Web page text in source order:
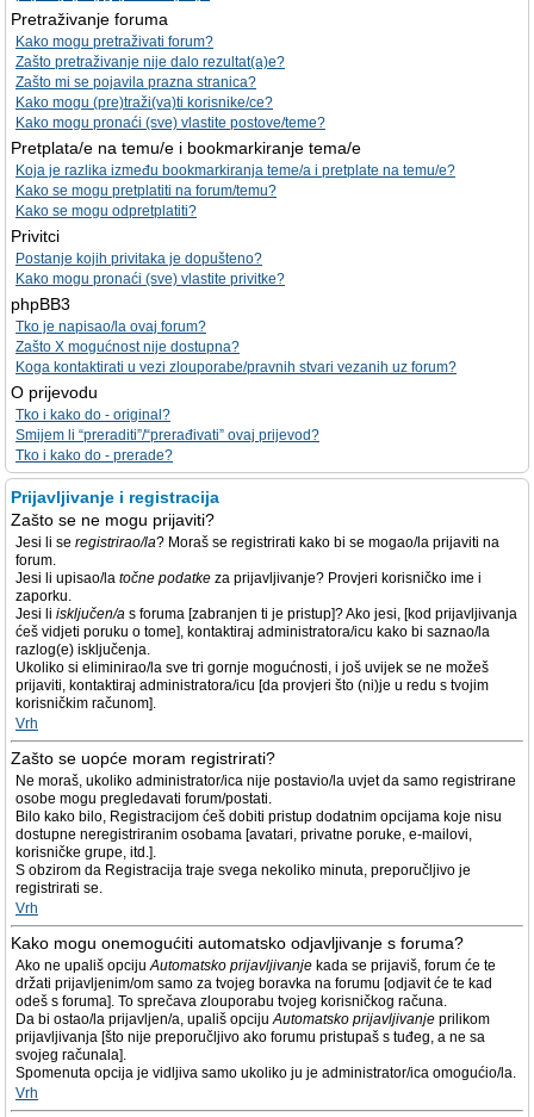
Pretraživanje foruma
Kako mogu pretraživati forum?
Zašto pretraživanje nije dalo rezultat(a)e?
Zašto mi se pojavila prazna stranica?
Kako mogu (pre)traži(va)ti korisnike/ce?
Kako mogu pronaći (sve) vlastite postove/teme?
Pretplata/e na temu/e i bookmarkiranje tema/e
Koja je razlika između bookmarkiranja teme/a i pretplate na temu/e?
Kako se mogu pretplatiti na forum/temu?
Kako se mogu odpretplatiti?
Privitci
Postanje kojih privitaka je dopušteno?
Kako mogu pronaći (sve) vlastite privitke?
phpBB3
Tko je napisao/la ovaj forum?
Zašto X mogućnost nije dostupna?
Koga kontaktirati u vezi zlouporabe/pravnih stvari vezanih uz forum?
O prijevodu
Tko i kako do - original?
Smijem li “preraditi”/“prerađivati” ovaj prijevod?
Tko i kako do - prerade?
Prijavljivanje i registracija
Zašto se ne mogu prijaviti?
Jesi li se registrirao/la? Moraš se registrirati kako bi se mogao/la prijaviti na
forum.
Jesi li upisao/la točne podatke za prijavljivanje? Provjeri korisničko ime i
zaporku.
Jesi li isključen/a s foruma [zabranjen ti je pristup]? Ako jesi, [kod prijavljivanja
ćeš vidjeti poruku o tome], kontaktiraj administratora/icu kako bi saznao/la
razlog(e) isključenja.
Ukoliko si eliminirao/la sve tri gornje mogućnosti, i još uvijek se ne možeš
prijaviti, kontaktiraj administratora/icu [da provjeri što (ni)je u redu s tvojim
korisničkim računom].
Vrh
Zašto se uopće moram registrirati?
Ne moraš, ukoliko administrator/ica nije postavio/la uvjet da samo registrirane
osobe mogu pregledavati forum/postati.
Bilo kako bilo, Registracijom ćeš dobiti pristup dodatnim opcijama koje nisu
dostupne neregistriranim osobama [avatari, privatne poruke, e-mailovi,
korisničke grupe, itd.].
S obzirom da Registracija traje svega nekoliko minuta, preporučljivo je
registrirati se.
Vrh
Kako mogu onemogućiti automatsko odjavljivanje s foruma?
Ako ne upališ opcijuAutomatsko prijavljivanje kada se prijaviš, forum će te
držati prijavljenim/om samo za tvojeg boravka na forumu [odjavit će te kad
odeš s foruma]. To sprečava zlouporabu tvojeg korisničkog računa.
Da bi ostao/la prijavljen/a, upališ opcijuAutomatsko prijavljivanje prilikom
prijavljivanja [što nije preporučljivo ako forumu pristupaš s tuđeg, a ne sa
svojeg računala].
Spomenuta opcija je vidljiva samo ukoliko ju je administrator/ica omogućio/la.
Vrh